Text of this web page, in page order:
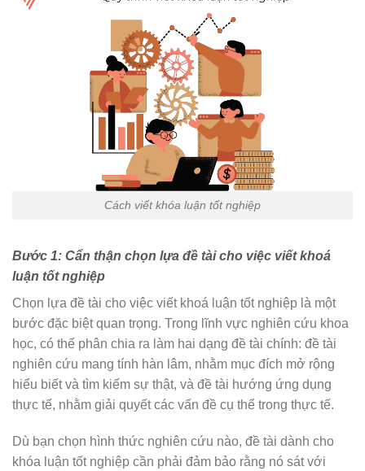
Cách viết khóa luận tốt nghiệp
Bước 1: Cẩn thận chọn lựa đề tài cho việc viết khoá
luận tốt nghiệp
Chọn lựa đề tài cho việc viết khoá luận tốt nghiệp là một
bước đặc biệt quan trọng. Trong lĩnh vực nghiên cứu khoa
học, có thể phân chia ra làm hai dạng đề tài chính: đề tài
nghiên cứu mang tính hàn lâm, nhằm mục đích mở rộng
hiểu biết và tìm kiếm sự thật, và đề tài hướng ứng dụng
thực tế, nhằm giải quyết các vấn đề cụ thể trong thực tế.
Dù bạn chọn hình thức nghiên cứu nào, đề tài dành cho
khóa luận tốt nghiệp cần phải đảm bảo rằng nó sát với